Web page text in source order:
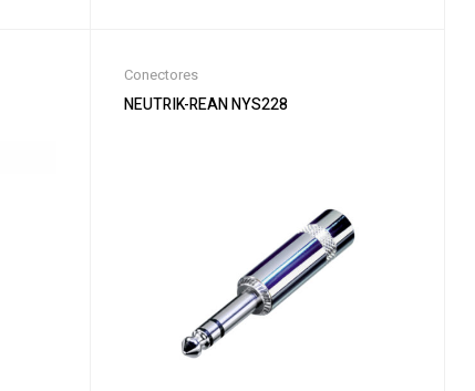
Conectores
NEUTRIK-REAN NYS228